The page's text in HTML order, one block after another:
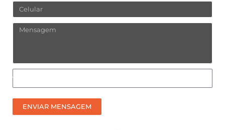
Celular
Mensagem
Como
prefere
receber
nosso
ENVIAR MENSAGEM